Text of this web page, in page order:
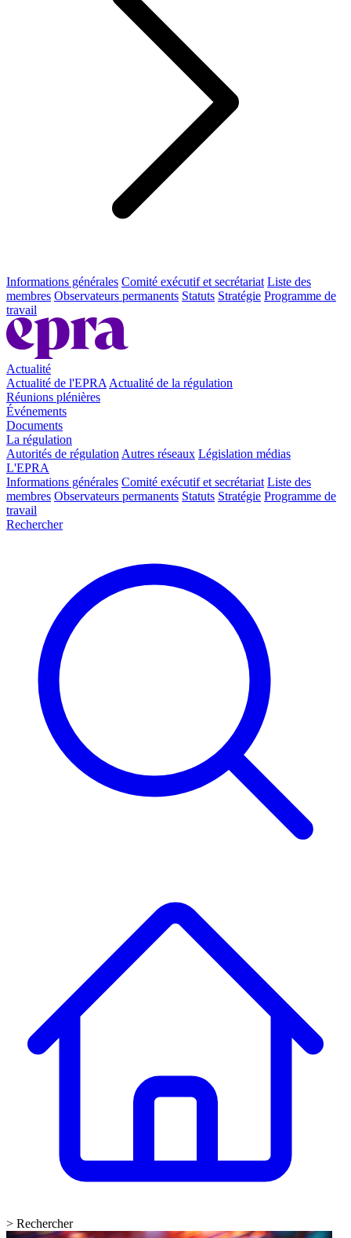
Informations générales Comité exécutif et secrétariat Liste des
membres Observateurs permanents Statuts Stratégie Programme de
travail
Actualité
Actualité de l'EPRA Actualité de la régulation
Réunions plénières
Événements
Documents
La régulation
Autorités de régulation Autres réseaux Législation médias
L'EPRA
Informations générales Comité exécutif et secrétariat Liste des
membres Observateurs permanents Statuts Stratégie Programme de
travail
Rechercher
> Rechercher